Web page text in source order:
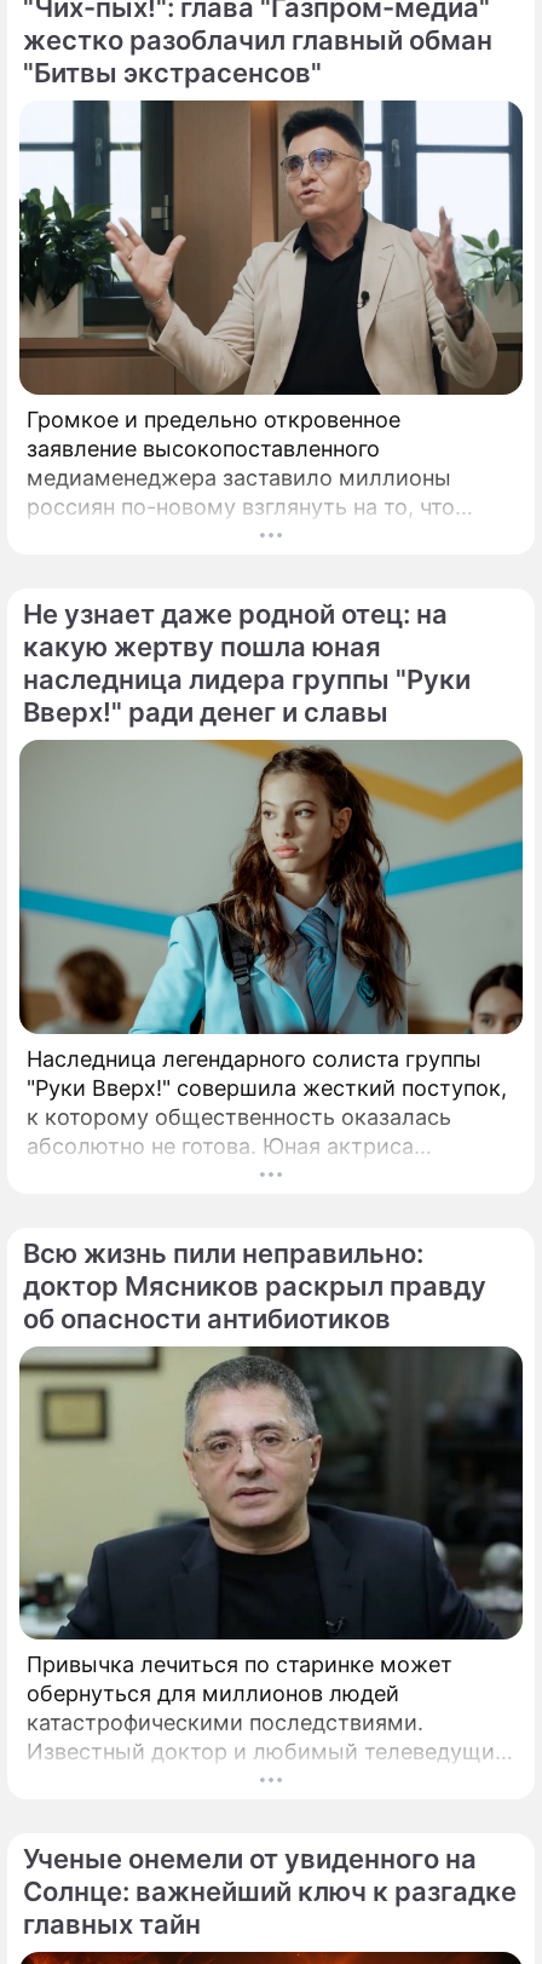
"Чих-пых!": глава "Газпром-медиа"
жестко разоблачил главный обман
"Битвы экстрасенсов"
Громкое и предельно откровенное
заявление высокопоставленного
медиаменеджера заставило миллионы
россиян по-новому взглянуть на то, что
годами происходит на экране главного
холдинга "Газпром-медиа" Александр Жаров
решился на неожидаемый и крайне острый
демарш.
Не узнает даже родной отец: на
какую жертву пошла юная
наследница лидера группы "Руки
Вверх!" ради денег и славы
Наследница легендарного солиста группы
"Руки Вверх!" совершила жесткий поступок,
к которому общественность оказалась
абсолютно не готова. Юная актриса
Вероника Жукова, дочь бессменного лидера
поклонников.
Всю жизнь пили неправильно:
доктор Мясников раскрыл правду
об опасности антибиотиков
Привычка лечиться по старинке может
обернуться для миллионов людей
катастрофическими последствиями.
Известный доктор и любимый телеведущий
миллионов Александр Мясников обратил
перечеркнул все наши прошлые
представления о здоровье.
Ученые онемели от увиденного на
Солнце: важнейший ключ к разгадке
главных тайн